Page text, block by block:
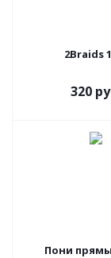
320
Пони